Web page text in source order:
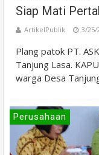
Siap Mati
ArtikelPublik 3/25/
Plang patok PT.
Tanjung Lasa.
warga Desa
Perusahaan